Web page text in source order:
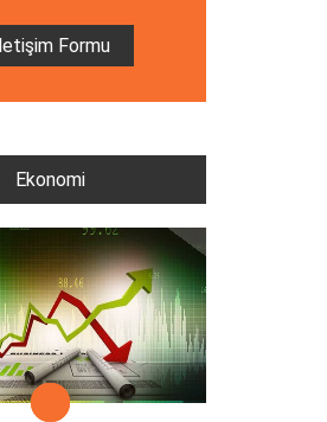
Formu
Ekonomi